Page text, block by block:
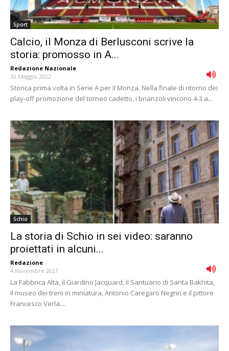
Sport
Calcio, il Monza di Berlusconi scrive la
storia: promosso in A...
Redazione Nazionale -
30 Maggio 2022
Storica prima volta in Serie A per il Monza. Nella finale di ritorno dei
play-off promozione del torneo cadetto, i brianzoli vincono 4-3 a...
Schio
La storia di Schio in sei video: saranno
proiettati in alcuni...
Redazione -
4 Novembre 2021
La Fabbrica Alta, il Giardino Jacquard, il Santuario di Santa Bakhita,
il museo dei treni in miniatura, Antonio Caregaro Negrin e il pittore
Francesco Verla....